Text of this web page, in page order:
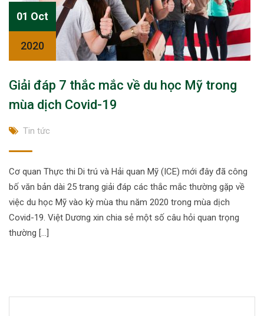
01 Oct
2020
Giải đáp 7 thắc mắc về du học Mỹ trong
mùa dịch Covid-19
Tin tức
Cơ quan Thực thi Di trú và Hải quan Mỹ (ICE) mới đây đã công
bố văn bản dài 25 trang giải đáp các thắc mắc thường gặp về
việc du học Mỹ vào kỳ mùa thu năm 2020 trong mùa dịch
Covid-19. Việt Dương xin chia sẻ một số câu hỏi quan trọng
thường […]